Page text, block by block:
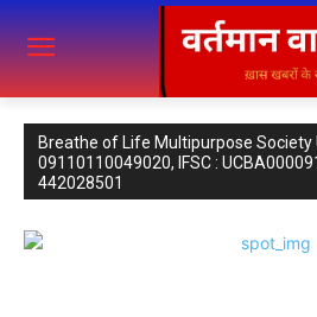
Breathe of Life Multipurpose Society
09110110049020, IFSC :
442028501